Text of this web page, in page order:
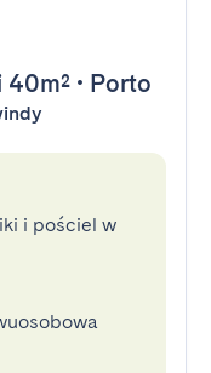
40m² • Porto
i pościel w